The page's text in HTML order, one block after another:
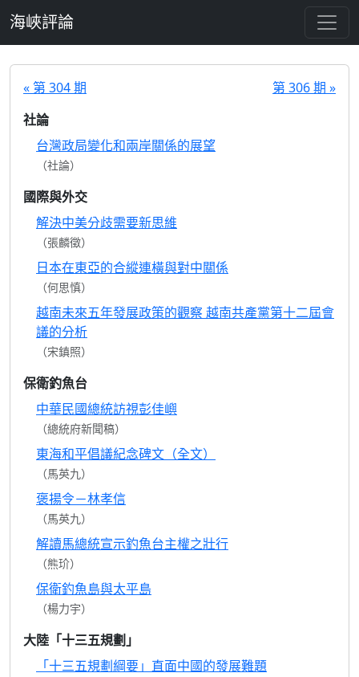
海峽評論
« 第 304 期
第 306 期 »
社論
台灣政局變化和兩岸關係的展望
（社論）
國際與外交
解決中美分歧需要新思維
（張麟徵）
日本在東亞的合縱連橫與對中關係
（何思慎）
越南未來五年發展政策的觀察 越南共產黨第十二屆會
議的分析
（宋鎮照）
保衛釣魚台
中華民國總統訪視彭佳嶼
（總統府新聞稿）
東海和平倡議紀念碑文（全文）
（馬英九）
褒揚令－林孝信
（馬英九）
解讀馬總統宣示釣魚台主權之壯行
（熊玠）
保衛釣魚島與太平島
（楊力宇）
大陸「十三五規劃」
「十三五規劃綱要」直面中國的發展難題